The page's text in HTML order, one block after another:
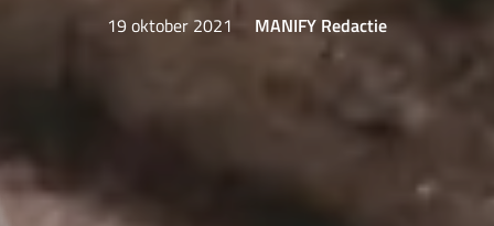
19 oktober 2021 MANIFY Redactie